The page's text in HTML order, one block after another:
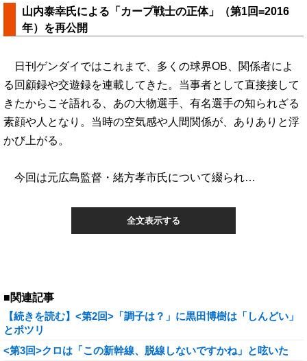
山内泰幸氏による「カープ戦士の正体」（第1回=2016
年）を再公開
日刊ゲンダイではこれまで、多くの球界OB、関係者によ
る回顧録や交遊録を連載してきた。当事者として直接接して
きたからこそ語れる、あの大物選手、有名選手の知られざる
素顔や人となり。当時の空気感や人間関係が、ありありと浮
かび上がる。
今回は元広島監督・緒方孝市氏について綴られ…
全文表示する
■関連記事
【続きを読む】<第2回>「調子は？」に黒田博樹は「しんどい」
とポツリ
<第3回>クロは「この新幹線、脱線しないですかね」と呟いた